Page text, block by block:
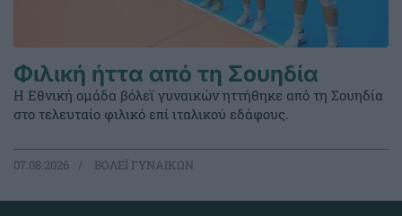
Φιλική ήττα από τη Σουηδία
Η Εθνική ομάδα βόλεϊ γυναικών ηττήθηκε από τη Σουηδία
στο τελευταίο φιλικό επί ιταλικού εδάφους.
07.08.2026 ΒΟΛΕΪ ΓΥΝΑΙΚΩΝ